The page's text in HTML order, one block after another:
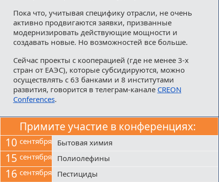
Пока что, учитывая специфику отрасли, не очень
активно продвигаются заявки, призванные
модернизировать действующие мощности и
создавать новые. Но возможностей все больше.
Сейчас проекты с кооперацией (где не менее 3-х
стран от ЕАЭС), которые субсидируются, можно
осуществлять с 63 банками и 8 институтами
развития, говорится в телеграм-канале CREON
Conferences.
Примите участие в конференциях:
10 сентября Бытовая химия
15 сентября Полиолефины
16 сентября Пестициды